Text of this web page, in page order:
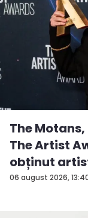
06 august 2026,
The
The Artist
obținut